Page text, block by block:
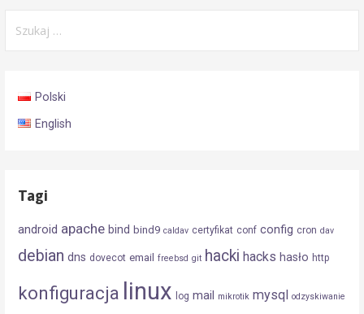
Polski
English
Tagi
android apache bind bind9 caldav certyfikat conf config cron dav
debian dns dovecot email freebsd git hacki hacks hasło http
konfiguracja linux log mail mikrotik mysql odzyskiwanie